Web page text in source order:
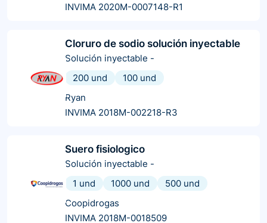
INVIMA 2020M-0007148-R1
Cloruro de sodio solución inyectable
Solución inyectable -
200 und
100 und
Ryan
INVIMA 2018M-002218-R3
Suero fisiologico
Solución inyectable -
1 und
1000 und
500 und
Coopidrogas
INVIMA 2018M-0018509